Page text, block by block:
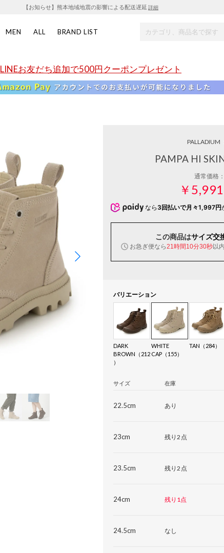
【お知らせ】熊本地域地震の影響による配送遅延 詳細
MEN ALL BRAND LIST
LINEお友だち追加で500円クーポンプレゼント
PALLADIUM
PAMPA HI
通常価格
￥5,991
なら 3回払いで月々1,997円
この商品はサイズ交
お急ぎ便なら21時間10分29秒以内
バリエーション
DARK
BROWN（212
）
WHITE
CAP（155）
TAN（284）
サイズ 在庫
22.5cm あり
23cm 残り2点
23.5cm 残り2点
24cm 残り1点
24.5cm なし